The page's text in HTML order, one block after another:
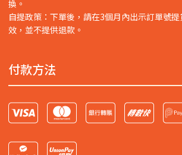
換。
自提政策：下單後，請在3個月內出示訂單號
效，並不提供退款。
付款方法